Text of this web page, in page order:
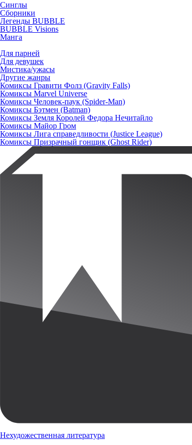
Синглы
Сборники
Легенды BUBBLE
BUBBLE Visions
Манга
Для парней
Для девушек
Мистика/ужасы
Другие жанры
Комиксы Гравити Фолз (Gravity Falls)
Комиксы Marvel Universe
Комиксы Человек-паук (Spider-Man)
Комиксы Бэтмен (Batman)
Комиксы Земля Королей Федора Нечитайло
Комиксы Майор Гром
Комиксы Лига справедливости (Justice League)
Комиксы Призрачный гонщик (Ghost Rider)
Нехудожественная литература